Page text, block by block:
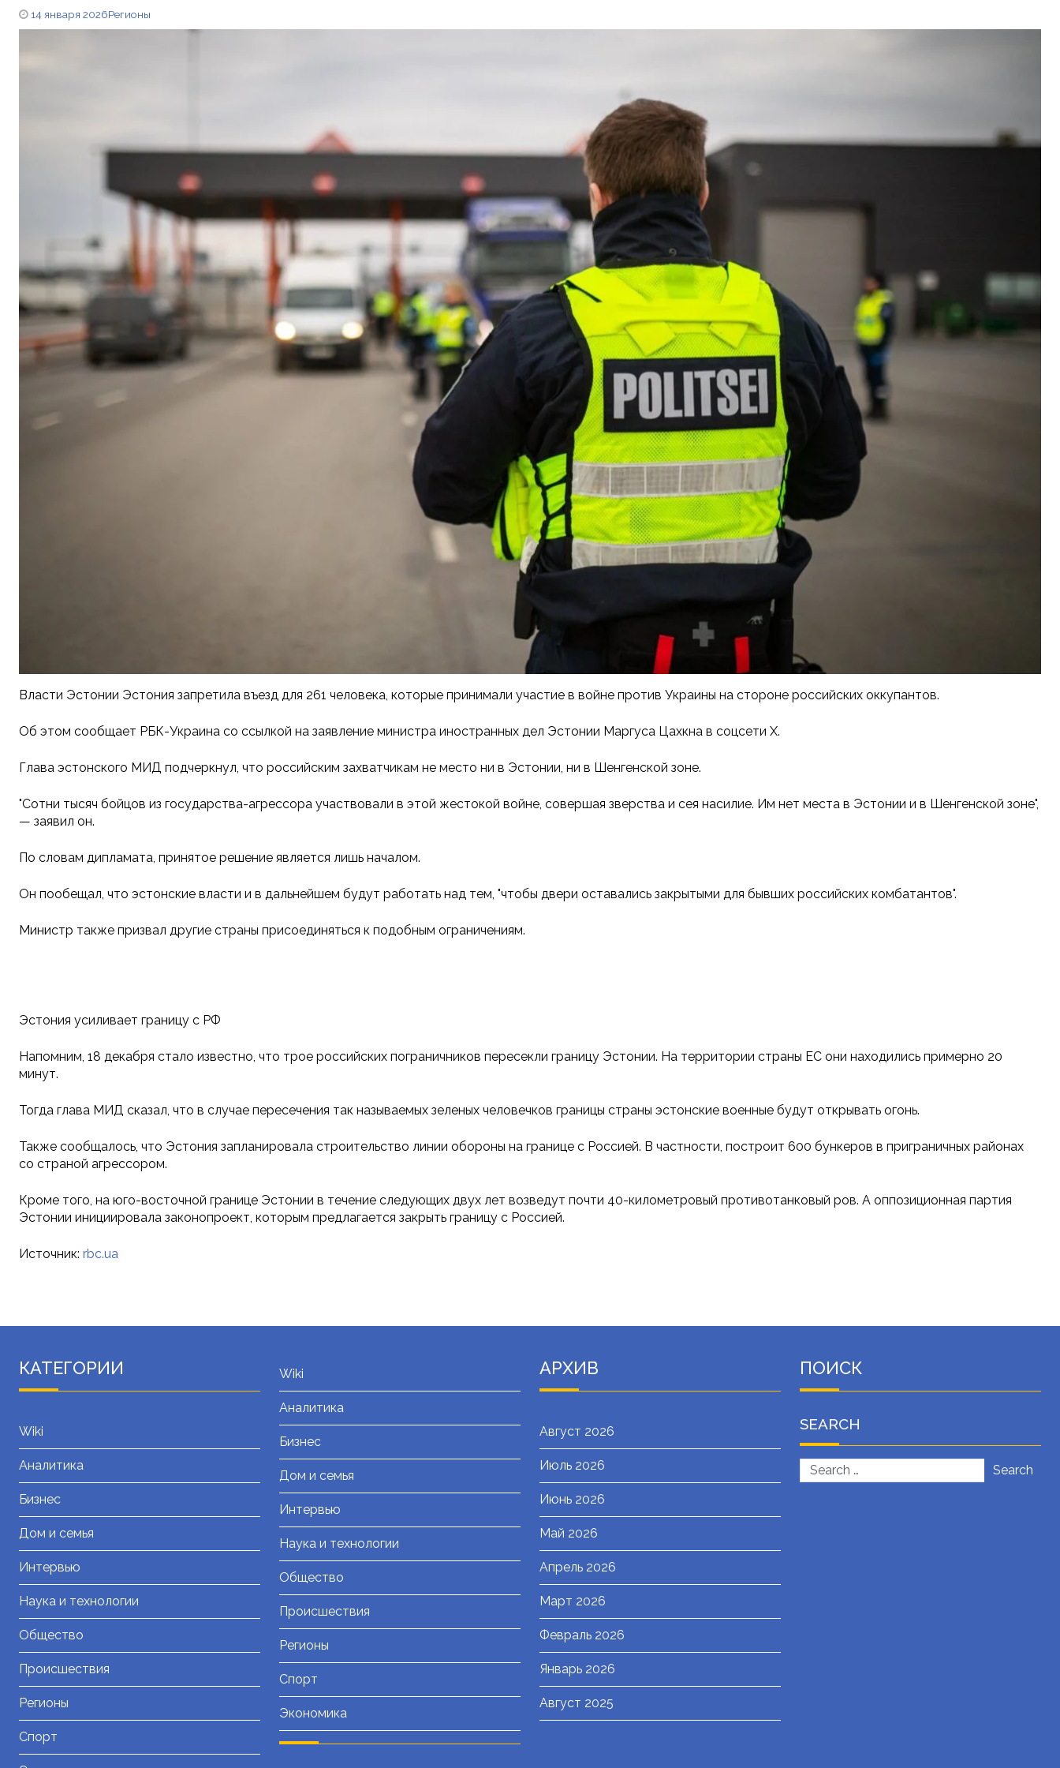
14 января 2026Регионы
Власти Эстонии Эстония запретила въезд для 261 человека, которые принимали участие в войне против Украины на стороне российских оккупантов.
Об этом сообщает РБК-Украина со ссылкой на заявление министра иностранных дел Эстонии Маргуса Цахкна в соцсети Х.
Глава эстонского МИД подчеркнул, что российским захватчикам не место ни в Эстонии, ни в Шенгенской зоне.
"Сотни тысяч бойцов из государства-агрессора участвовали в этой жестокой войне, совершая зверства и сея насилие. Им нет места в Эстонии и в Шенгенской зоне",
— заявил он.
По словам дипламата, принятое решение является лишь началом.
Он пообещал, что эстонские власти и в дальнейшем будут работать над тем, "чтобы двери оставались закрытыми для бывших российских комбатантов".
Министр также призвал другие страны присоединяться к подобным ограничениям.
Эстония усиливает границу с РФ
Напомним, 18 декабря стало известно, что трое российских пограничников пересекли границу Эстонии. На территории страны ЕС они находились примерно 20
минут.
Тогда глава МИД сказал, что в случае пересечения так называемых зеленых человечков границы страны эстонские военные будут открывать огонь.
Также сообщалось, что Эстония запланировала строительство линии обороны на границе с Россией. В частности, построит 600 бункеров в приграничных районах
со страной агрессором.
Кроме того, на юго-восточной границе Эстонии в течение следующих двух лет возведут почти 40-километровый противотанковый ров. А оппозиционная партия
Эстонии инициировала законопроект, которым предлагается закрыть границу с Россией.
Источник: rbc.ua
КАТЕГОРИИ
Wiki
Аналитика
Бизнес
Дом и семья
Интервью
Наука и технологии
Общество
Происшествия
Регионы
Спорт
Wiki
Аналитика
Бизнес
Дом и семья
Интервью
Наука и технологии
Общество
Происшествия
Регионы
Спорт
Экономика
АРХИВ
Август 2026
Июль 2026
Июнь 2026
Май 2026
Апрель 2026
Март 2026
Февраль 2026
Январь 2026
Август 2025
ПОИСК
SEARCH
Search